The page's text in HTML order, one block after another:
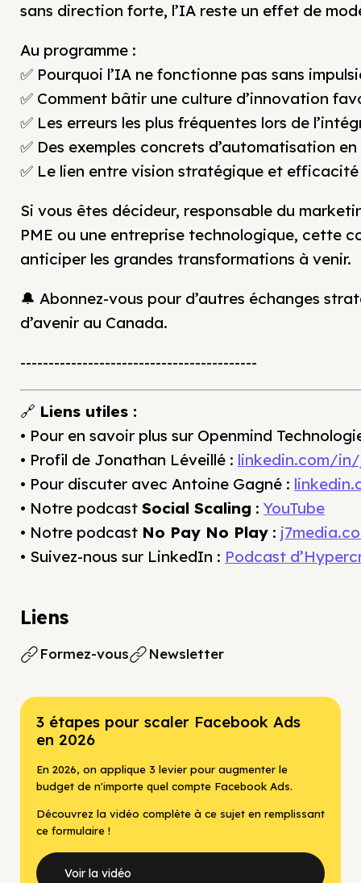
sans direction forte, l’IA reste un effet de
Au programme :
✅ Pourquoi l’IA ne fonctionne pas sans
✅ Comment bâtir une culture d’innovation
✅ Les erreurs les plus fréquentes lors de
✅ Des exemples concrets d’automatisation
✅ Le lien entre vision stratégique et
Si vous êtes décideur, responsable du
PME ou une entreprise technologique, cette
anticiper les grandes transformations à venir.
🔔 Abonnez-vous pour d’autres échanges
d’avenir au Canada.
------------------------------------------
🔗 Liens utiles :
• Pour en savoir plus sur Openmind
• Profil de Jonathan Léveillé : linkedin.com/
• Pour discuter avec Antoine Gagné :
• Notre podcast Social Scaling : YouTube
• Notre podcast No Pay No Play :
• Suivez-nous sur LinkedIn : Podcast
Liens
Formez-vous Newsletter
3 étapes pour scaler Facebook Ads
en 2026
En 2026, on applique 3 levier pour augmenter le
budget de n'importe quel compte Facebook Ads.
Découvrez la vidéo complète à ce sujet en remplissant
ce formulaire !
Voir la vidéo